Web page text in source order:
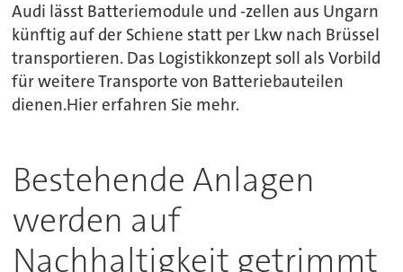
Audi lässt Batteriemodule und -zellen aus Ungarn
künftig auf der Schiene statt per Lkw nach Brüssel
transportieren. Das Logistikkonzept soll als Vorbild
für weitere Transporte von Batteriebauteilen
dienen.Hier erfahren Sie mehr.
Bestehende Anlagen
werden auf
Nachhaltigkeit getrimmt